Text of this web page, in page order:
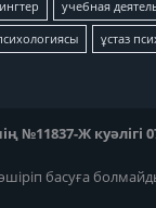
учебная
ұстаз
№11837-Ж куәлігі
басуға